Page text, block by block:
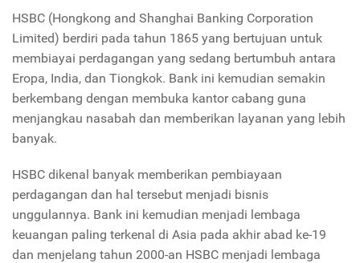
HSBC (Hongkong and Shanghai Banking Corporation
Limited) berdiri pada tahun 1865 yang bertujuan untuk
membiayai perdagangan yang sedang bertumbuh antara
Eropa, India, dan Tiongkok. Bank ini kemudian semakin
berkembang dengan membuka kantor cabang guna
menjangkau nasabah dan memberikan layanan yang lebih
banyak.
HSBC dikenal banyak memberikan pembiayaan
perdagangan dan hal tersebut menjadi bisnis
unggulannya. Bank ini kemudian menjadi lembaga
keuangan paling terkenal di Asia pada akhir abad ke-19
dan menjelang tahun 2000-an HSBC menjadi lembaga